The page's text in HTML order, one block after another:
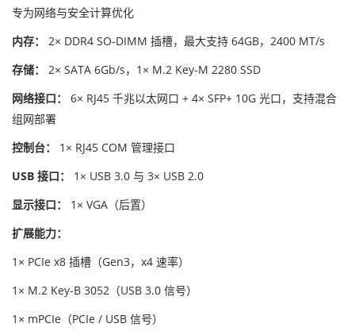
专为网络与安全计算优化
内存：
2× DDR4 SO-DIMM 插槽，最大支持 64GB，2400 MT/s
存储：
2× SATA 6Gb/s，1× M.2 Key-M 2280 SSD
网络接口：
6× RJ45 千兆以太网口 + 4× SFP+ 10G 光口，支持混合
组网部署
控制台：
1× RJ45 COM 管理接口
USB 接口：
1× USB 3.0 与 3× USB 2.0
显示接口：
1× VGA（后置）
扩展能力：
1× PCIe x8 插槽（Gen3，x4 速率）
1× M.2 Key-B 3052（USB 3.0 信号）
1× mPCIe（PCIe / USB 信号）